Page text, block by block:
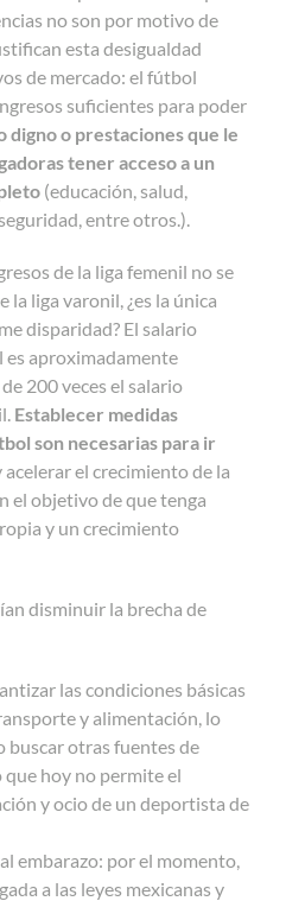
no son por motivo de
esta desigualdad
de mercado: el fútbol
suficientes para poder
digno o prestaciones que le
tener acceso a un
(educación, salud,
entre otros.).
de la liga femenil no se
la liga varonil, ¿es la única
disparidad? El salario
es aproximadamente
200 veces el salario
Establecer medidas
son necesarias para ir
acelerar el crecimiento de la
el objetivo de que tenga
y un crecimiento
disminuir la brecha de
las condiciones básicas
y alimentación, lo
buscar otras fuentes de
hoy no permite el
y ocio de un deportista de
embarazo: por el momento,
a las leyes mexicanas y